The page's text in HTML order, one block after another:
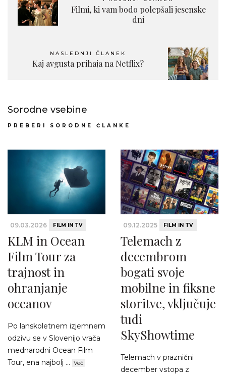
Filmi, ki vam bodo polepšali jesenske
dni
NASLEDNJI ČLANEK
Kaj avgusta prihaja na Netflix?
Sorodne vsebine
PREBERI SORODNE ČLANKE
09.03.2026 FILM IN TV
KLM in Ocean
Film Tour za
trajnost in
ohranjanje
oceanov
Po lanskoletnem izjemnem
odzivu se v Slovenijo vrača
mednarodni Ocean Film
Tour, ena najbolj ... Več
09.12.2025 FILM IN TV
Telemach z
decembrom
bogati svoje
mobilne in fiksne
storitve, vključuje
tudi
SkyShowtime
Telemach v praznični
december vstopa z